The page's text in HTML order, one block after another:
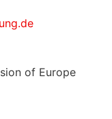
of Europe